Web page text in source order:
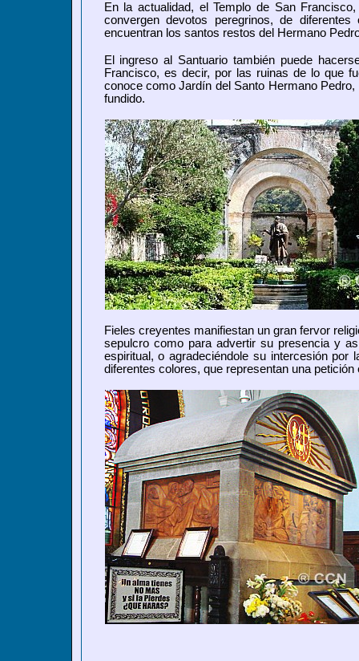
En la actualidad, el Templo de San
convergen devotos peregrinos, de
encuentran los santos restos del Hermano
El ingreso al Santuario también puede
Francisco, es decir, por las ruinas de lo que
conoce como Jardín del Santo Hermano
fundido.
Fieles creyentes manifiestan un gran fervor
sepulcro como para advertir su presencia y
espiritual, o agradeciéndole su intercesión
diferentes colores, que representan una